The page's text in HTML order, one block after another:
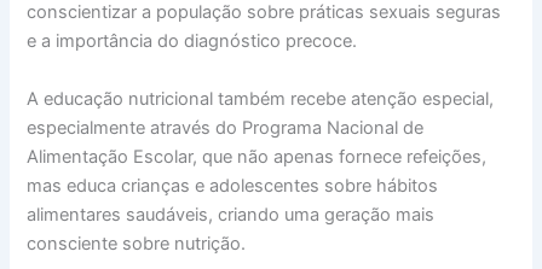
conscientizar a população sobre práticas sexuais seguras
e a importância do diagnóstico precoce.
A educação nutricional também recebe atenção especial,
especialmente através do Programa Nacional de
Alimentação Escolar, que não apenas fornece refeições,
mas educa crianças e adolescentes sobre hábitos
alimentares saudáveis, criando uma geração mais
consciente sobre nutrição.